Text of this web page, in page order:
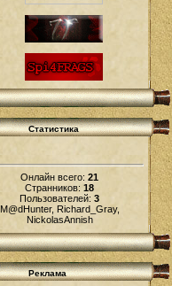
Статистика
Онлайн всего: 21
Странников: 18
Пользователей: 3
M@dHunter, Richard_Gray,
NickolasAnnish
Реклама